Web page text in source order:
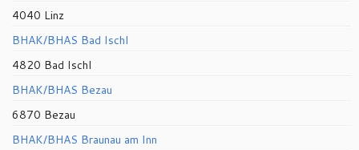
4040 Linz
BHAK/BHAS Bad Ischl
4820 Bad Ischl
BHAK/BHAS Bezau
6870 Bezau
BHAK/BHAS Braunau am Inn